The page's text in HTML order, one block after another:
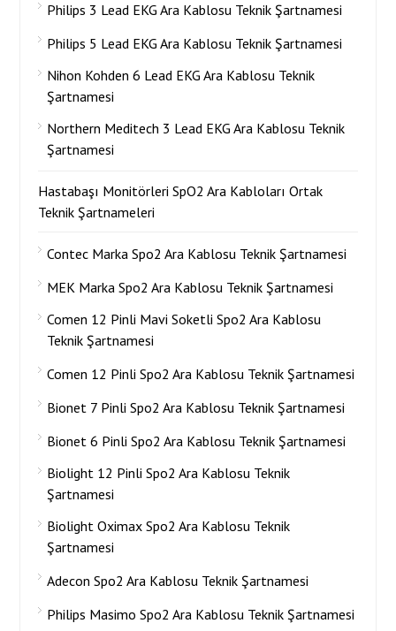
Philips 3 Lead EKG Ara Kablosu Teknik Şartnamesi
Philips 5 Lead EKG Ara Kablosu Teknik Şartnamesi
Nihon Kohden 6 Lead EKG Ara Kablosu Teknik
Şartnamesi
Northern Meditech 3 Lead EKG Ara Kablosu Teknik
Şartnamesi
Hastabaşı Monitörleri SpO2 Ara Kabloları Ortak
Teknik Şartnameleri
Contec Marka Spo2 Ara Kablosu Teknik Şartnamesi
MEK Marka Spo2 Ara Kablosu Teknik Şartnamesi
Comen 12 Pinli Mavi Soketli Spo2 Ara Kablosu
Teknik Şartnamesi
Comen 12 Pinli Spo2 Ara Kablosu Teknik Şartnamesi
Bionet 7 Pinli Spo2 Ara Kablosu Teknik Şartnamesi
Bionet 6 Pinli Spo2 Ara Kablosu Teknik Şartnamesi
Biolight 12 Pinli Spo2 Ara Kablosu Teknik
Şartnamesi
Biolight Oximax Spo2 Ara Kablosu Teknik
Şartnamesi
Adecon Spo2 Ara Kablosu Teknik Şartnamesi
Philips Masimo Spo2 Ara Kablosu Teknik Şartnamesi